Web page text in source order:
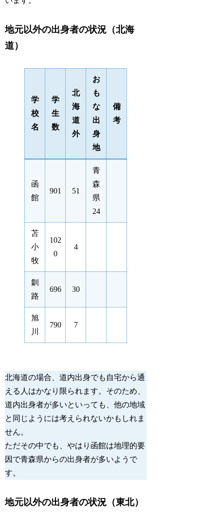
地元以外の出身者の状況（北海
道）
学
校
名
学
生
数
北
海
道
外
お
も
な
出
身
地
備
考
函
館
901 51
青
森
県
24
苫
小
牧
102
0
4
釧
路
696 30
旭
川
790 7
北海道の場合、道内出身でも自宅から通
える人はかなり限られます。そのため、
道内出身者が多いといっても、他の地域
と同じようには考えられないかもしれま
せん。
ただその中でも、やはり函館は地理的要
因で青森県からの出身者が多いようで
す。
地元以外の出身者の状況（東北）